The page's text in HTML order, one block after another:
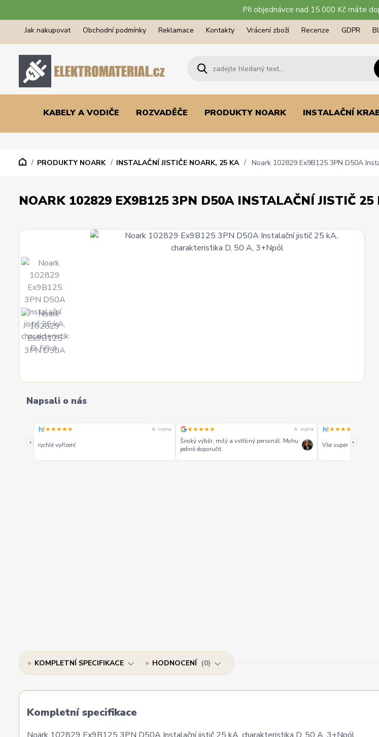
Při objednávce nad 15 000 Kč máte
Jak nakupovat Obchodní podmínky Reklamace Kontakty Vrácení zboží Recenze GDPR
KABELY A VODIČE ROZVADĚČE PRODUKTY NOARK INSTALAČNÍ
PRODUKTY NOARK INSTALAČNÍ JISTIČE NOARK, 25 KA Noark 102829 Ex9B125 3PN D50A
NOARK 102829 EX9B125 3PN D50A INSTALAČNÍ JISTIČ
Napsali o nás
«
★★★★★ 4. srpna
Široký výběr, milý a vstřícný personál. Mohu
jedině doporučit.
★★★★★ 3. srpna
Vše super
★★★★★
PERFEKTNÍ»
KOMPLETNÍ SPECIFIKACE HODNOCENÍ 0
Kompletní specifikace